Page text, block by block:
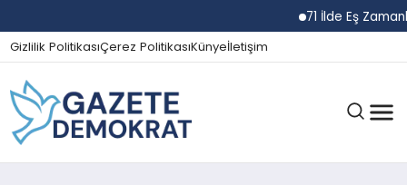
71 İlde Eş Zamanlı
Gizlilik PolitikasıÇerez PolitikasıKünyeİletişim